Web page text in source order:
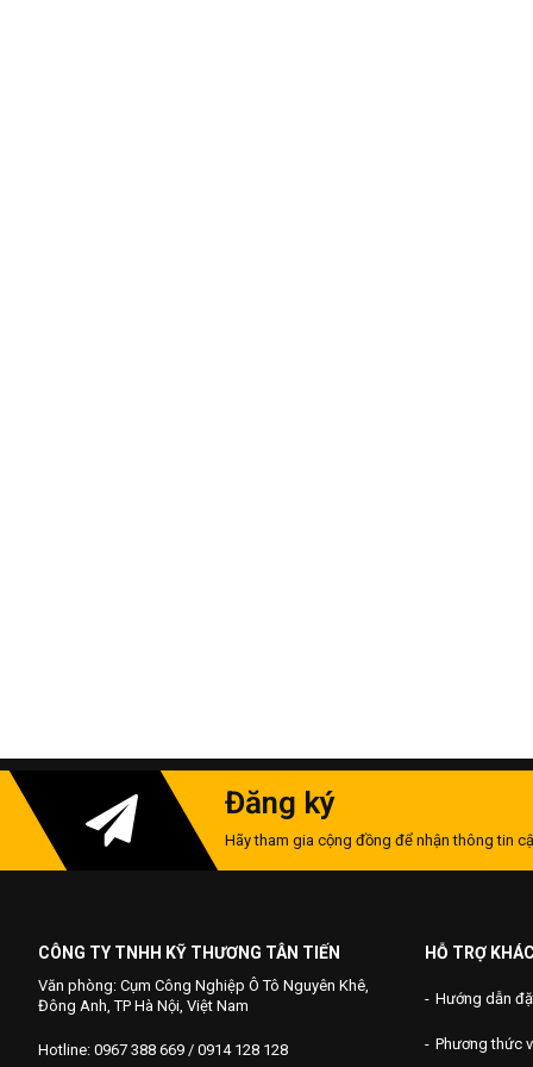
Đăng ký
Hãy tham gia cộng đồng để nhận thông tin
CÔNG TY TNHH KỸ THƯƠNG TÂN TIẾN
Văn phòng: Cụm Công Nghiệp Ô Tô Nguyên Khê,
Đông Anh, TP Hà Nội, Việt Nam
Hotline: 0967 388 669 / 0914 128 128
HỖ TRỢ
Hướng dẫn
Phương thức